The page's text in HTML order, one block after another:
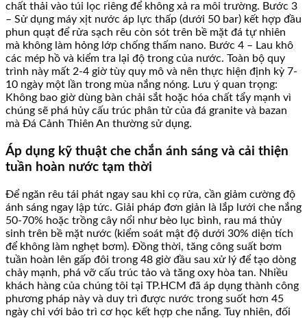
chất thải vào túi lọc riêng để không xả ra môi trường. Bước 3
– Sử dụng máy xịt nước áp lực thấp (dưới 50 bar) kết hợp đầu
phun quạt để rửa sạch rêu còn sót trên bề mặt đá tự nhiên
mà không làm hỏng lớp chống thấm nano. Bước 4 – Lau khô
các mép hồ và kiểm tra lại độ trong của nước. Toàn bộ quy
trình này mất 2-4 giờ tùy quy mô và nên thực hiện định kỳ 7-
10 ngày một lần trong mùa nắng nóng. Lưu ý quan trọng:
Không bao giờ dùng bàn chải sắt hoặc hóa chất tẩy mạnh vì
chúng sẽ phá hủy cấu trúc phân tử của đá granite và bazan
mà Đá Cảnh Thiên An thường sử dụng.
Áp dụng kỹ thuật che chắn ánh sáng và cải thiện
tuần hoàn nước tạm thời
Để ngăn rêu tái phát ngay sau khi cọ rửa, cần giảm cường độ
ánh sáng ngay lập tức. Giải pháp đơn giản là lắp lưới che nắng
50-70% hoặc trồng cây nổi như bèo lục bình, rau má thủy
sinh trên bề mặt nước (kiểm soát mật độ dưới 30% diện tích
để không làm nghẹt bơm). Đồng thời, tăng công suất bơm
tuần hoàn lên gấp đôi trong 48 giờ đầu sau xử lý để tạo dòng
chảy mạnh, phá vỡ cấu trúc tảo và tăng oxy hòa tan. Nhiều
khách hàng của chúng tôi tại TP.HCM đã áp dụng thành công
phương pháp này và duy trì được nước trong suốt hơn 45
ngày chỉ với bảo trì cơ học kết hợp che nắng. Tuy nhiên, đối